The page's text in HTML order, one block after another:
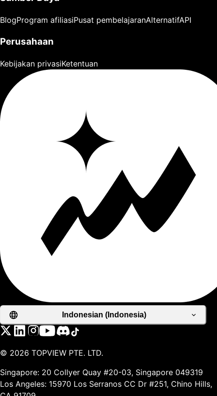
BlogProgram afiliasiPusat pembelajaranAlternatifAPI
Perusahaan
Kebijakan privasiKetentuan
Indonesian (Indonesia)
© 2026 TOPVIEW PTE. LTD.
Singapore: 20 Collyer Quay #20-03, Singapore 049319
Los Angeles: 15970 Los Serranos CC Dr #251, Chino Hills,